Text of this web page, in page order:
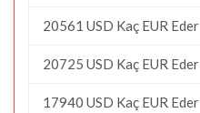
20561 USD Kaç EUR Eder
20725 USD Kaç EUR Eder
17940 USD Kaç EUR Eder